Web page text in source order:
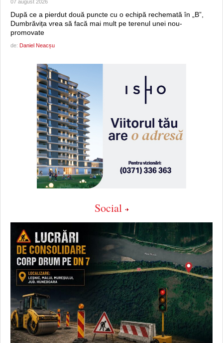
07 august 2026
După ce a pierdut două puncte cu o echipă rechemată în „B”,
Dumbrăvița vrea să facă mai mult pe terenul unei nou-
promovate
de: Daniel Neacșu
Social